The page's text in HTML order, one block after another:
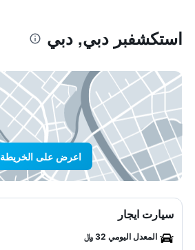
استكشفبر دبي, دبي
اعرض على الخريطة
سيارت ايجار
المعدل اليومي 32 ﷼